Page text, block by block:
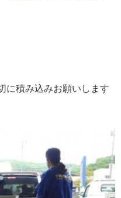
に積み込みお願いします